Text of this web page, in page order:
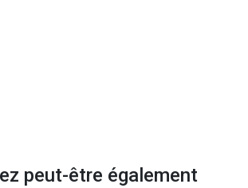
peut-être également